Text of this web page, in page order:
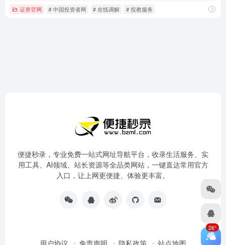
证券官网 # 中国投资者网 # 在线调解 # 投教服务
便捷秒录，专业免费一站式网址导航平台，收录生活服务、实
用工具、AI领域、站长资源等全品类网站，一键直达常用官方
入口，让上网更便捷、体验更丰富。
26°